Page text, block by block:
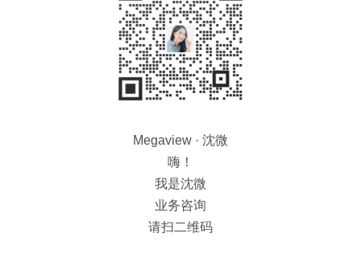
Megaview · 沈微
嗨！
我是沈微
业务咨询
请扫二维码